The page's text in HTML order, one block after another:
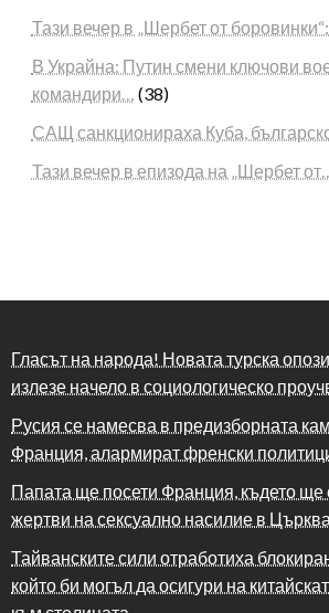
Тази вечер в „Шербет от
В Украйна: Путин смени ключови
командири… (38)
САЩ санкционираха Куба,
Тази вечер в епизода на „Шербет
Гласът на народа! Новата турска
излезе начело в социологическо
Русия се намесва в предизборната
Франция, алармират френски
Папата ще посети Франция, където ще
жертви на сексуално насилие в
Тайванските сили отработиха
който би могъл да осигури на